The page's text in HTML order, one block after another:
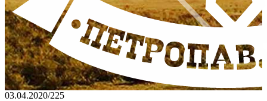
03.04.2020/225